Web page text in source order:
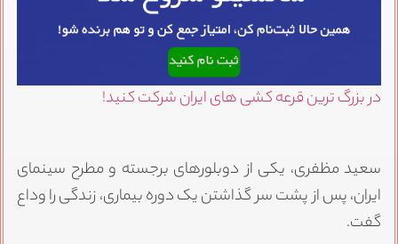
در بزرگ ترین قرعه کشی های ایران شرکت کنید!
سعید مظفری، یکی از دوبلورهای برجسته و مطرح سینمای
ایران، پس از پشت سر گذاشتن یک دوره بیماری، زندگی را وداع
گفت.